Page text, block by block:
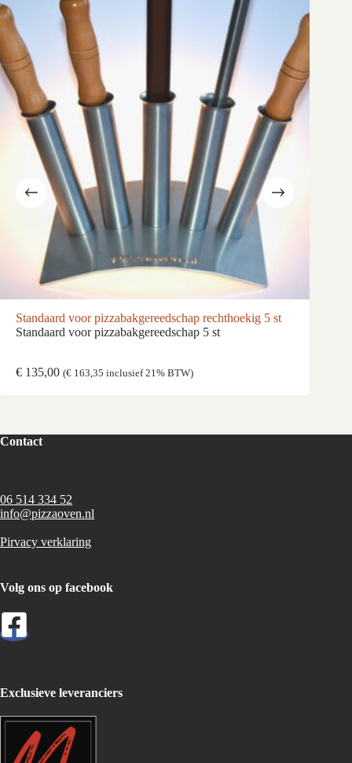
Standaard voor pizzabakgereedschap rechthoekig 5 st
Standaard voor pizzabakgereedschap 5 st
€ 135,00 (€ 163,35 inclusief 21% BTW)
Contact
06 514 334 52
info@pizzaoven.nl
Pirvacy verklaring
Volg ons op facebook
Exclusieve leveranciers